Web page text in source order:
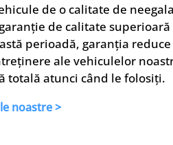
de o calitate de
de calitate superioară
perioadă, garanția reduce
ale vehiculelor
totală atunci când le folosiți.
noastre >